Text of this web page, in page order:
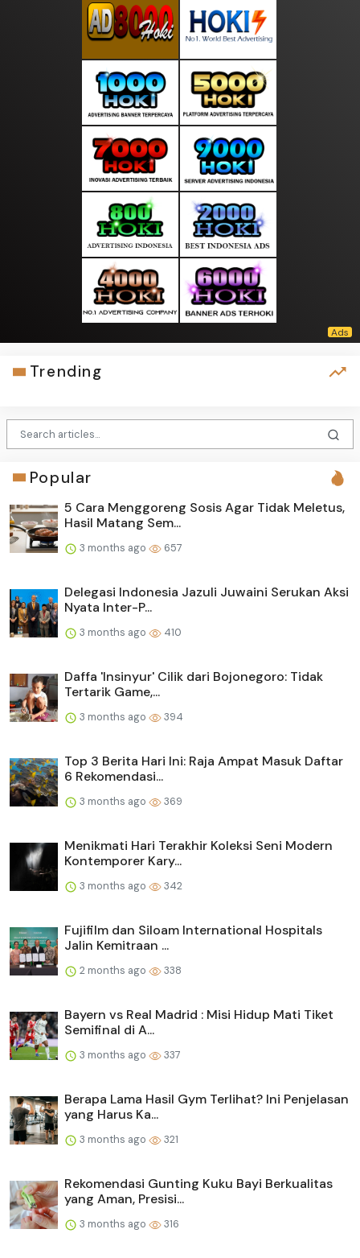
Trending
Popular
5 Cara Menggoreng Sosis Agar Tidak Meletus,
Hasil Matang Sem...
3 months ago 657
Delegasi Indonesia Jazuli Juwaini Serukan Aksi
Nyata Inter-P...
3 months ago 410
Daffa 'Insinyur' Cilik dari Bojonegoro: Tidak
Tertarik Game,...
3 months ago 394
Top 3 Berita Hari Ini: Raja Ampat Masuk Daftar
6 Rekomendasi...
3 months ago 369
Menikmati Hari Terakhir Koleksi Seni Modern
Kontemporer Kary...
3 months ago 342
Fujifilm dan Siloam International Hospitals
Jalin Kemitraan ...
2 months ago 338
Bayern vs Real Madrid : Misi Hidup Mati Tiket
Semifinal di A...
3 months ago 337
Berapa Lama Hasil Gym Terlihat? Ini Penjelasan
yang Harus Ka...
3 months ago 321
Rekomendasi Gunting Kuku Bayi Berkualitas
yang Aman, Presisi...
3 months ago 316